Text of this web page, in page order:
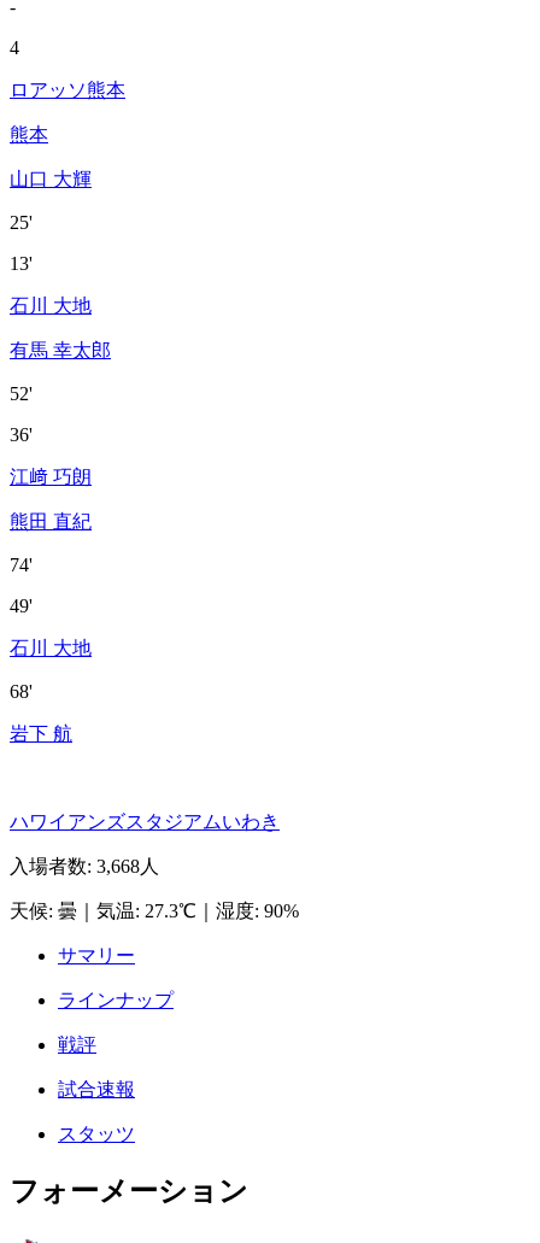
-
4
ロアッソ熊本
熊本
山口 大輝
25'
13'
石川 大地
有馬 幸太郎
52'
36'
江﨑 巧朗
熊田 直紀
74'
49'
石川 大地
68'
岩下 航
ハワイアンズスタジアムいわき
入場者数: 3,668人
天候: 曇 気温: 27.3℃ 湿度: 90%
サマリー
ラインナップ
戦評
試合速報
スタッツ
フォーメーション